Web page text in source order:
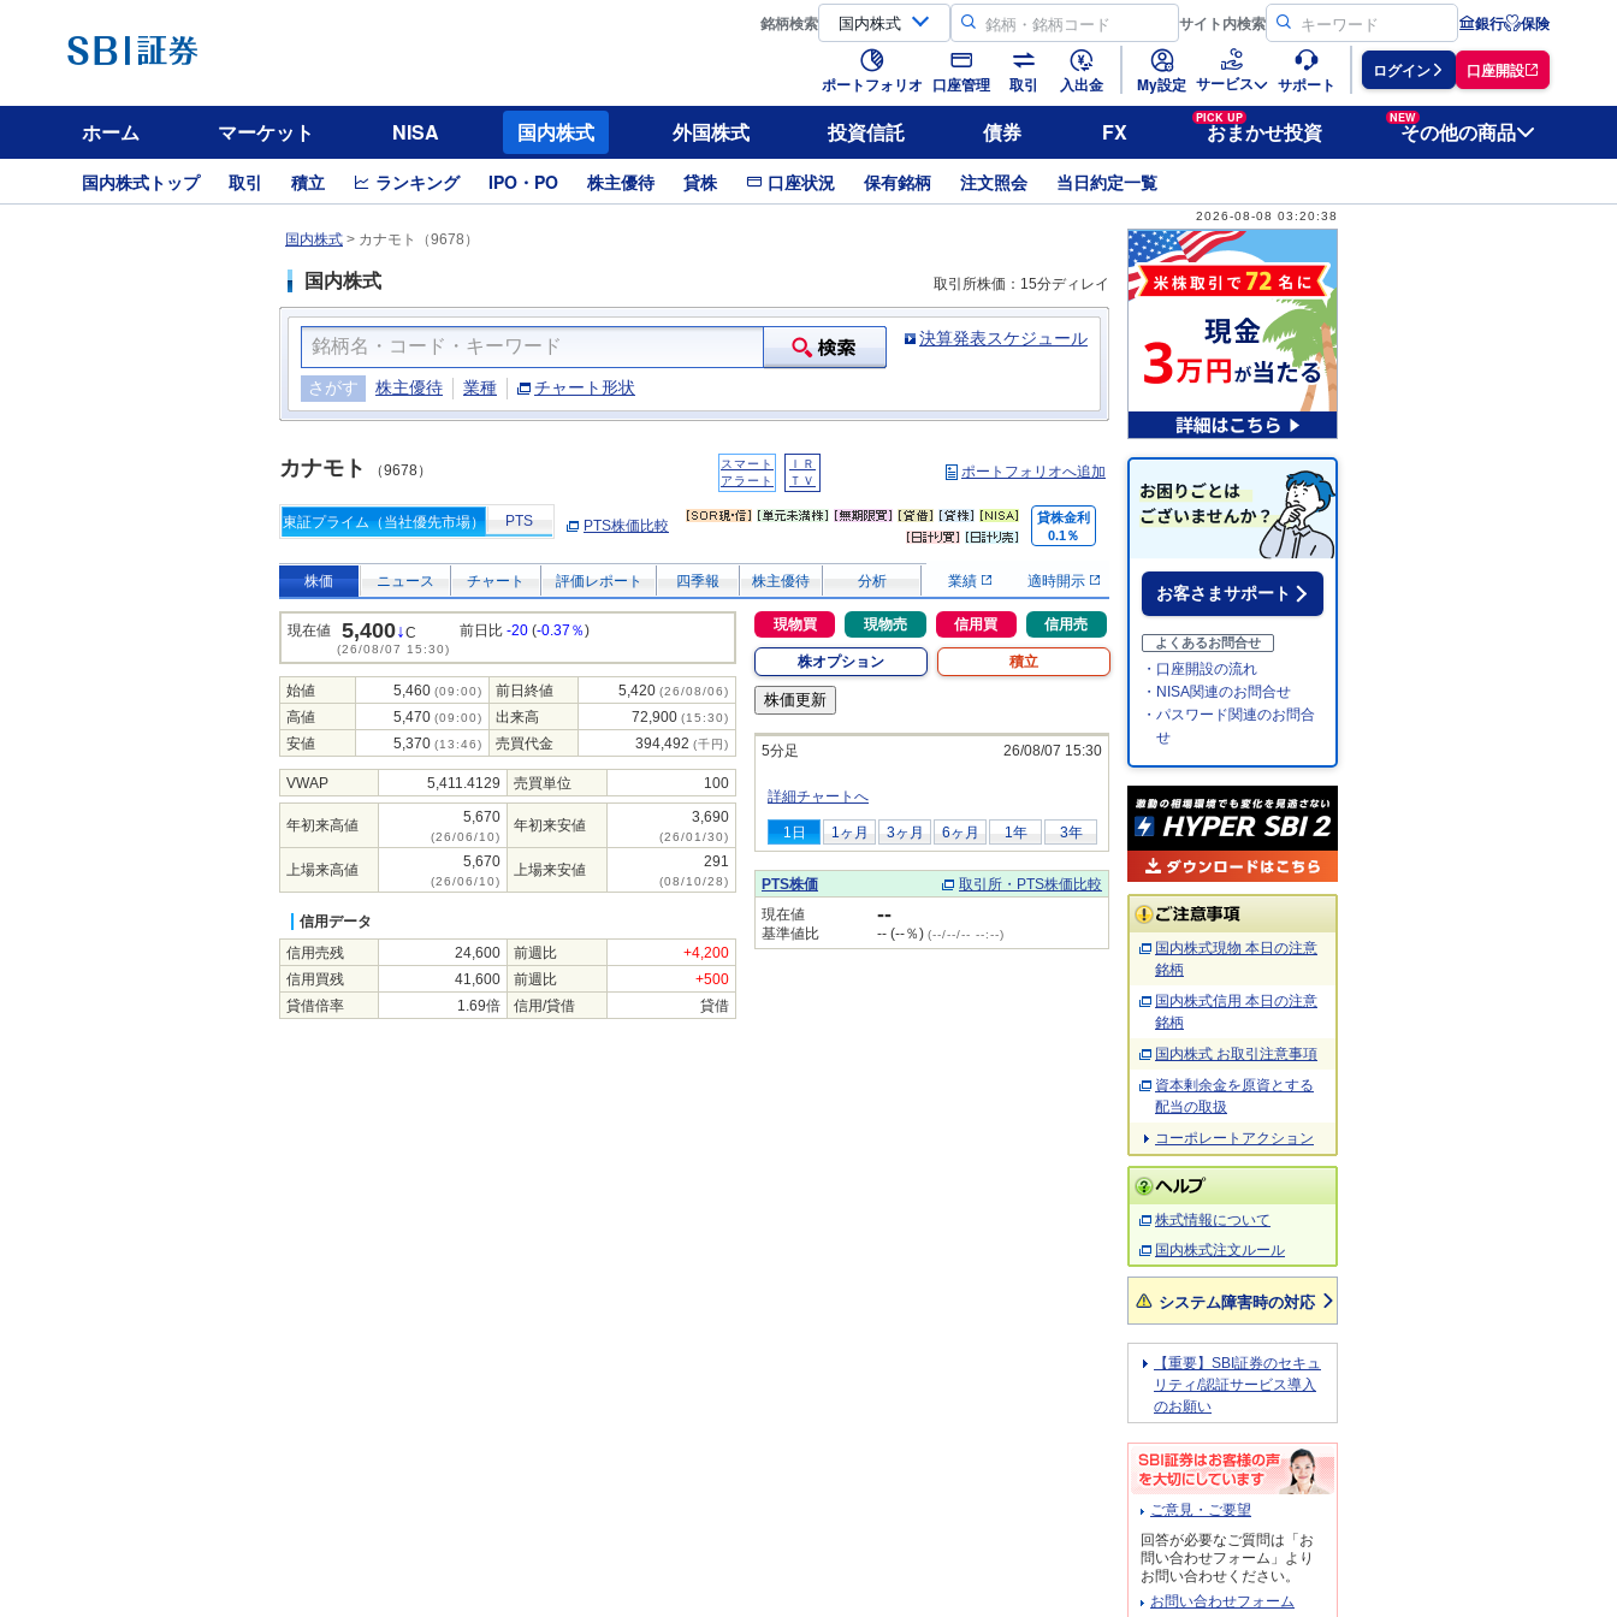
銘柄検索 サイト内検索 銀行 保険
ポートフォリオ 口座管理 取引 入出金 My設定 サービス サポート
ログイン 口座開設
ホーム マーケット NISA 国内株式 外国株式 投資信託 債券 FX
PICK UP
おまかせ投資
NEW
その他の商品
国内株式トップ 取引 積立 ランキング IPO・PO 株主優待 貸株 口座状況 保有銘柄 注文照会 当日約定一覧
2026-08-08 03:20:38
国内株式 > カナモト（9678）
国内株式 取引所株価：15分ディレイ
決算発表スケジュール
さがす 株主優待 業種 チャート形状
カナモト （9678）
スマート
アラート
ＩＲ
ＴＶ
ポートフォリオへ追加
東証プライム（当社優先市場） PTS PTS株価比較
貸株金利
0.1％
株価 ニュース チャート 評価レポート 四季報 株主優待 分析 業績 適時開示
現在値 5,400↓C
(26/08/07 15:30)
前日比 -20 (-0.37％)
始値 5,460 (09:00) 前日終値 5,420 (26/08/06)
高値 5,470 (09:00) 出来高 72,900 (15:30)
安値 5,370 (13:46) 売買代金 394,492 (千円)
VWAP 5,411.4129 売買単位 100
年初来高値 5,670
(26/06/10)
年初来安値 3,690
(26/01/30)
上場来高値 5,670
(26/06/10)
上場来安値 291
(08/10/28)
信用データ
信用売残
24,600 前週比
+4,200
信用買残
41,600 前週比
+500
貸借倍率
1.69倍 信用/貸借 貸借
現物買 現物売 信用買 信用売
株オプション 積立
5分足 26/08/07 15:30
詳細チャートへ
1日 1ヶ月 3ヶ月 6ヶ月 1年 3年
PTS株価
取引所・PTS株価比較
現在値
--
基準値比 -- (--％) (--/--/-- --:--)
お客さまサポート
よくあるお問合せ
・口座開設の流れ
・NISA関連のお問合せ
・パスワード関連のお問合
せ
国内株式現物 本日の注意
銘柄
国内株式信用 本日の注意
銘柄
国内株式 お取引注意事項
資本剰余金を原資とする
配当の取扱
コーポレートアクション
株式情報について
国内株式注文ルール
システム障害時の対応
【重要】SBI証券のセキュ
リティ/認証サービス導入
のお願い
ご意見・ご要望
回答が必要なご質問は「お
問い合わせフォーム」より
お問い合わせください。
お問い合わせフォーム